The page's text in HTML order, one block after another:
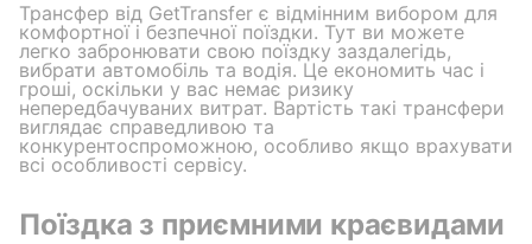
Трансфер від GetTransfer є відмінним вибором для
комфортної і безпечної поїздки. Тут ви можете
легко забронювати свою поїздку заздалегідь,
вибрати автомобіль та водія. Це економить час і
гроші, оскільки у вас немає ризику
непередбачуваних витрат. Вартість такі трансфери
виглядає справедливою та
конкурентоспроможною, особливо якщо врахувати
всі особливості сервісу.
Поїздка з приємними краєвидами